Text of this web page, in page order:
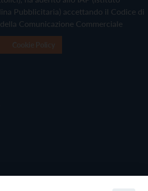
Pubblicitaria) accettando il Codice di
Comunicazione Commerciale